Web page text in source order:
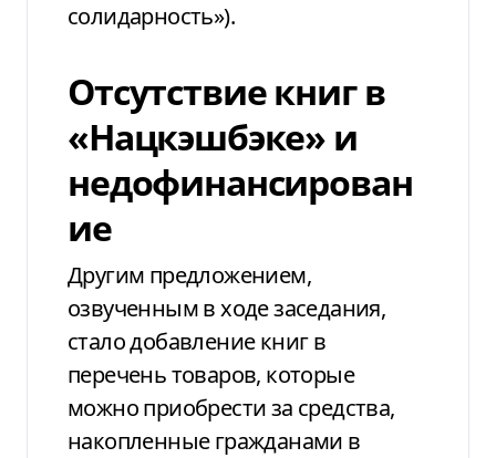
солидарность»).
Отсутствие книг в
«Нацкэшбэке» и
недофинансирован
ие
Другим предложением,
озвученным в ходе заседания,
стало добавление книг в
перечень товаров, которые
можно приобрести за средства,
накопленные гражданами в